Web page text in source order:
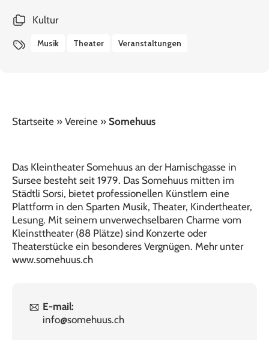
Kultur
Musik Theater Veranstaltungen
Startseite » Vereine » Somehuus
Das Kleintheater Somehuus an der Harnischgasse in
Sursee besteht seit 1979. Das Somehuus mitten im
Städtli Sorsi, bietet professionellen Künstlern eine
Plattform in den Sparten Musik, Theater, Kindertheater,
Lesung. Mit seinem unverwechselbaren Charme vom
Kleinsttheater (88 Plätze) sind Konzerte oder
Theaterstücke ein besonderes Vergnügen. Mehr unter
www.somehuus.ch
E-mail:
info@somehuus.ch